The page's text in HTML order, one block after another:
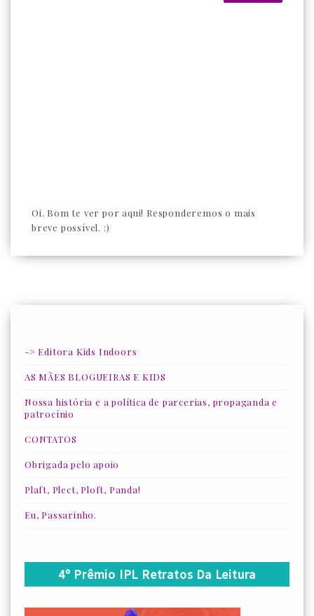
Oi. Bom te ver por aqui! Responderemos o mais
breve possível. :)
-> Editora Kids Indoors
AS MÃES BLOGUEIRAS E KIDS
Nossa história e a política de parcerias, propaganda e
patrocínio
CONTATOS
Obrigada pelo apoio
Plaft, Plect, Ploft, Panda!
Eu, Passarinho.
4º Prêmio IPL Retratos Da Leitura